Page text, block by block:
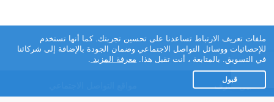
تطبيق تعارف
ملفات تعريف الارتباط تساعدنا على تحسين تجربتك. كما أنها تستخدم
للإحصائيات ووسائل التواصل الاجتماعي وضمان الجودة بالإضافة إلى شركائنا
في التسويق. بالمتابعة ، أنت تقبل هذا. معرفة المزيد .
قبول